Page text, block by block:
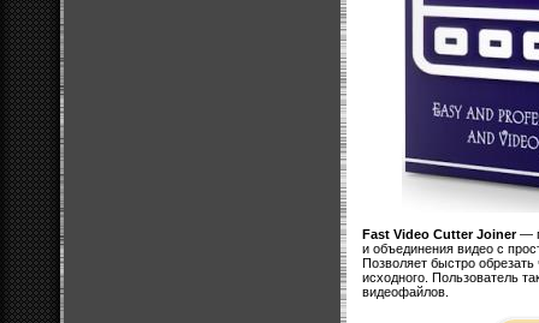
Fast Video Cutter Joiner—
и объединения видео с
Позволяет быстро
исходного. Пользователь
видеофайлов.